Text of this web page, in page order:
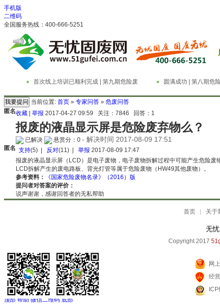
手机版
二维码
全国服务热线：400-666-5251
首次线上培训已顺利完成 | 第九期危险废
物管理与技术实务精英特训营
圆满成功 | 第八期危
务精英特训营
当前位置: 首页 » 专家问答 » 危废问答
匿名收藏 举报 2017-04-27 09:59 关注： 7846 回答： 1
报废的液晶显示屏是危险废弃物么？
已解决 悬赏分：0 - 解决时间 2017-08-09 17:51
匿名 支持(5) | 反对(11) | 举报 2017-08-09 17:47
报废的液晶显示屏（LCD）是电子废物，电子废物拆解过程中可能产生危险废
LCD拆解产生的废电路板、背光灯管等属于危险废物（HW49其他废物）。
参考资料：
《国家危险废物名录》（2016）版
提问者对答案的评价：
说声谢谢，感谢回答者的无私帮助
首页 关于
无
Copyright 2017
网
经
顶部 帮助 微信二维码 底部